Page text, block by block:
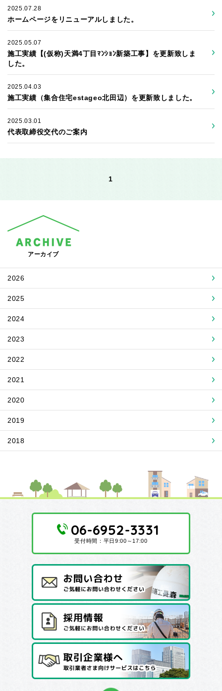
2025.07.28
ホームページをリニューアルしました。
2025.05.07
施工実績【(仮称)天満4丁目ﾏﾝｼｮﾝ新築工事】を更新致しま
した。
2025.04.03
施工実績（集合住宅estageo北田辺）を更新致しました。
2025.03.01
代表取締役交代のご案内
1
アーカイブ
2026
2025
2024
2023
2022
2021
2020
2019
2018
06-6952-3331
受付時間：平日9:00～17:00